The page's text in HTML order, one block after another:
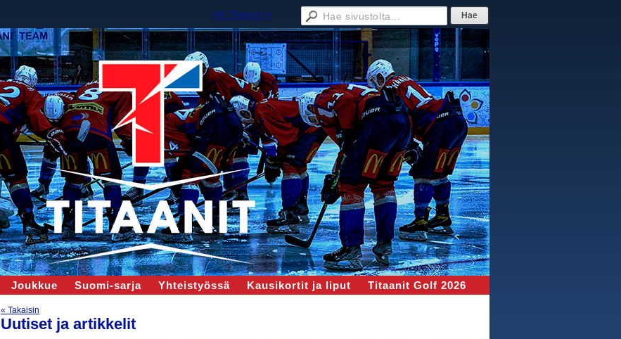
HK Titaanit ry
Joukkue Suomi-sarja Yhteistyössä Kausikortit ja liput Titaanit Golf 2026
« Takaisin
Uutiset ja artikkelit